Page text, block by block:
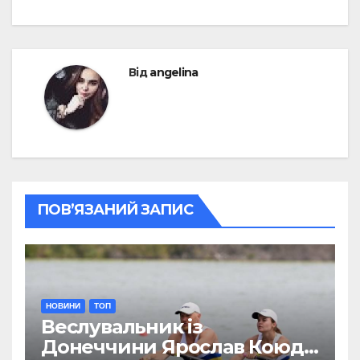
Відangelina
ПОВ’ЯЗАНИЙ ЗАПИС
НОВИНИ ТОП
Веслувальник із
Донеччини Ярослав Коюда